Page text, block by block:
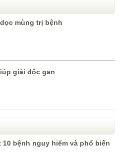
mùng trị bệnh
giải độc gan
10 bệnh nguy hiểm và phổ biến